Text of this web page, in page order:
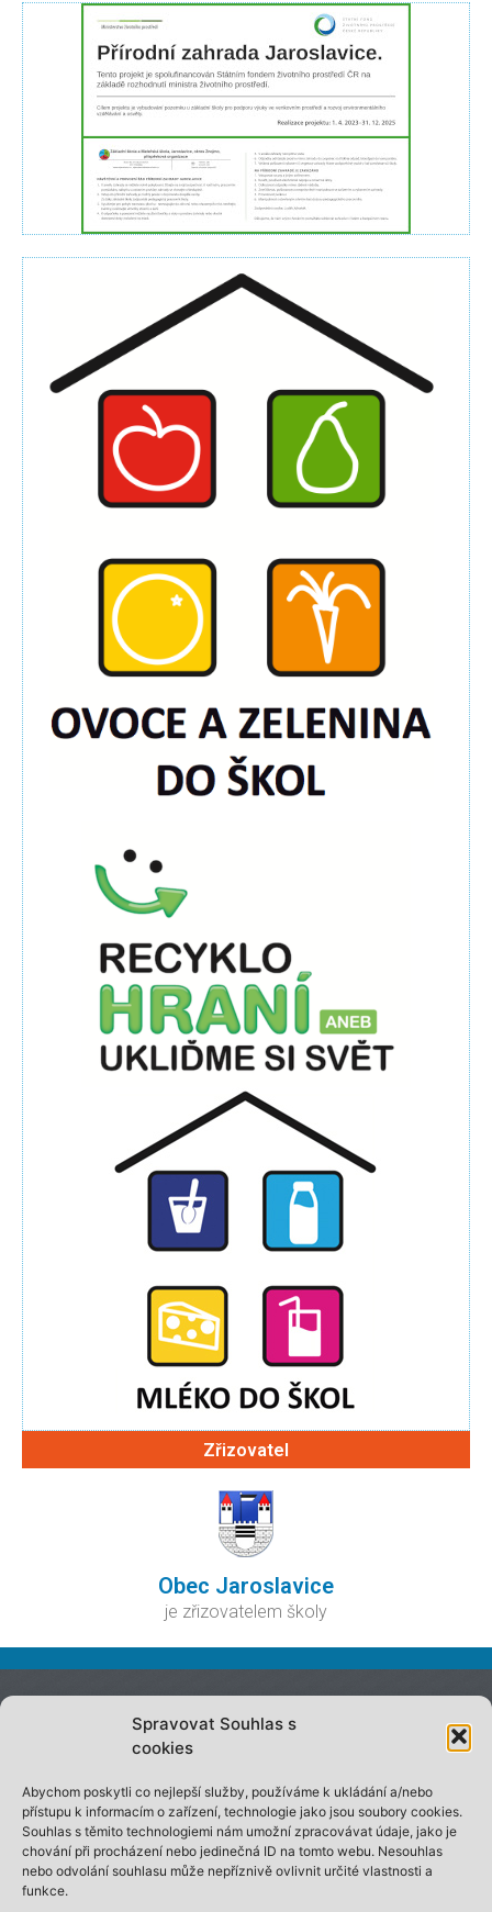
Spravovat Souhlas s
cookies
Abychom poskytli co nejlepší služby, používáme k ukládání a/nebo
přístupu k informacím o zařízení, technologie jako jsou soubory cookies.
Souhlas s těmito technologiemi nám umožní zpracovávat údaje, jako je
chování při procházení nebo jedinečná ID na tomto webu. Nesouhlas
nebo odvolání souhlasu může nepříznivě ovlivnit určité vlastnosti a
funkce.
Zřizovatel
Obec Jaroslavice
je zřizovatelem školy
On-line omluvenka
Bakalari.cz
Prohlášení o přístupnosti
Cookies
Archiv